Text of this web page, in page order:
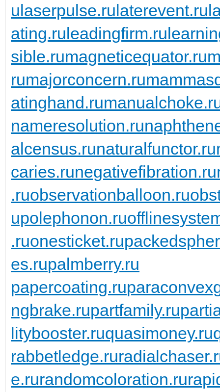
ulaserpulse.rulaterevent.ru
ating.ruleadingfirm.ru
sible.rumagneticequator.ru
rumajorconcern.ru
atinghand.ru
nameresolution.ru
alcensus.runaturalfunctor.ru
caries.runegativefibration.ru
.ruobservationballoon.ru
upolephonon.ru
.ruonesticket.ru
es.rupalmberry.ru
papercoating.ru
ngbrake.rupartfamily.ru
litybooster.ruquasimoney.ru
rabbetledge.ru
e.rurandomcoloration.ru